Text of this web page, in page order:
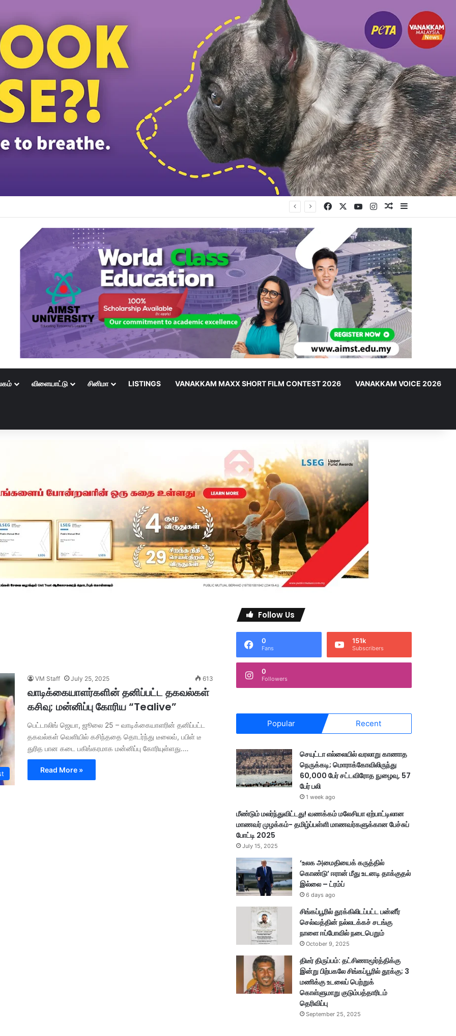
Facebook YouTubeInstagramRandom Article
விளையாட்டு சினிமா LISTINGS VANAKKAM MAXX SHORT FILM CONTEST 2026 VANAKKAM VOICE 2026
VM Staff July 25, 2025 613
வாடிக்கையாளர்களின் தனிப்பட்ட தகவல்கள்
கசிவு; மன்னிப்பு கோரிய “Tealive”
பெட்டாலிங் ஜெயா, ஜூலை 25 – வாடிக்கையாளரின் தனிப்பட்ட
தகவல்கள் வெளியில் கசிந்ததை தொடர்ந்து டீலைவ், பபிள் டீ
துரித பான கடை பகிங்கரமாக மன்னிப்பு கோரியுள்ளது.…
Read More »
Follow Us
0
Fans
151k
Subscribers
0
Followers
Popular Recent
செயுட்டா எல்லையில் வரலாறு காணாத
நெருக்கடி; மொராக்கோவிலிருந்து
60,000 பேர் சட்டவிரோத நுழைவு, 57
பேர் பலி
1 week ago
மீண்டும் மலர்ந்துவிட்டது! வணக்கம் மலேசியா ஏற்பாட்டிலான
மாணவர் முழக்கம்- தமிழ்ப்பள்ளி மாணவர்களுக்கான பேச்சுப்
போட்டி 2025
July 15, 2025
‘உலக அமைதியைக் கருத்தில்
கொண்டு’ ஈரான் மீது உடனடி தாக்குதல்
இல்லை – ட்ரம்ப்
6 days ago
சிங்கப்பூரில் தூக்கிலிடப்பட்ட பன்னீர்
செல்வத்தின் நல்லடக்கச் சடங்கு
நாளை ஈப்போவில் நடைபெறும்
October 9, 2025
திடீர் திருப்பம்: தட்சிணாமூர்த்திக்கு
இன்று பிற்பகலே சிங்கப்பூரில் தூக்கு; 3
மணிக்கு உடலைப் பெற்றுக்
கொள்ளுமாறு குடும்பத்தாரிடம்
தெரிவிப்பு
September 25, 2025